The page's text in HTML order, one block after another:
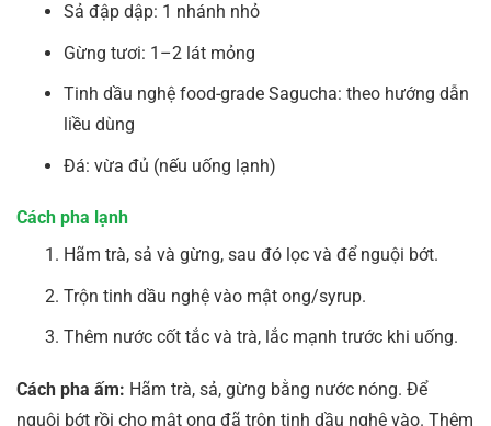
Sả đập dập: 1 nhánh nhỏ
Gừng tươi: 1–2 lát mỏng
Tinh dầu nghệ food-grade Sagucha: theo hướng dẫn
liều dùng
Đá: vừa đủ (nếu uống lạnh)
Cách pha lạnh
Hãm trà, sả và gừng, sau đó lọc và để nguội bớt.
Trộn tinh dầu nghệ vào mật ong/syrup.
Thêm nước cốt tắc và trà, lắc mạnh trước khi uống.
Cách pha ấm: Hãm trà, sả, gừng bằng nước nóng. Để
nguội bớt rồi cho mật ong đã trộn tinh dầu nghệ vào. Thêm